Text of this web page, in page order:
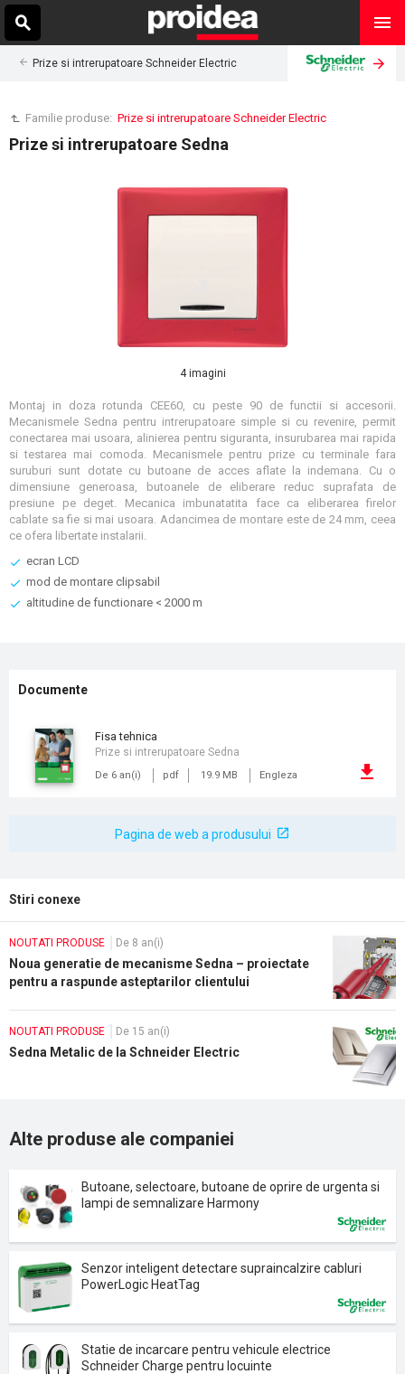
Prize si intrerupatoare Schneider Electric
Familie produse: Prize si intrerupatoare Schneider Electric
Prize si intrerupatoare Sedna
4 imagini
Montaj in doza rotunda CEE60, cu peste 90 de functii si accesorii.
Mecanismele Sedna pentru intrerupatoare simple si cu revenire, permit
conectarea mai usoara, alinierea pentru siguranta, insurubarea mai rapida
si testarea mai comoda. Mecanismele pentru prize cu terminale fara
suruburi sunt dotate cu butoane de acces aflate la indemana. Cu o
dimensiune generoasa, butoanele de eliberare reduc suprafata de
presiune pe deget. Mecanica imbunatatita face ca eliberarea firelor
cablate sa fie si mai usoara. Adancimea de montare este de 24 mm, ceea
ce ofera libertate instalarii.
ecran LCD
mod de montare clipsabil
altitudine de functionare < 2000 m
Documente
fisa tehnica
De 6 an(i) pdf 19.9 MB Engleza
Prize si intrerupatoare Sedna
Pagina de web a produsului
Stiri conexe
NOUTATI PRODUSE De 8 an(i)
Noua generatie de mecanisme Sedna – proiectate
pentru a raspunde asteptarilor clientului
NOUTATI PRODUSE De 15 an(i)
Sedna Metalic de la Schneider Electric
Alte produse ale companiei
Butoane, selectoare, butoane de oprire de urgenta si
lampi de semnalizare Harmony
Senzor inteligent detectare supraincalzire cabluri
PowerLogic HeatTag
Statie de incarcare pentru vehicule electrice
Schneider Charge pentru locuinte